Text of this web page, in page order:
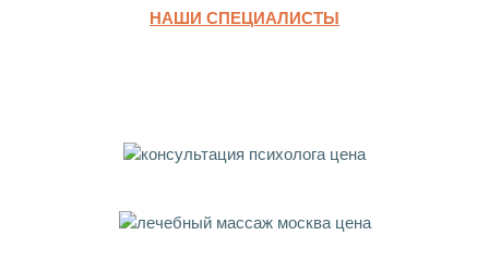
НАШИ СПЕЦИАЛИСТЫ